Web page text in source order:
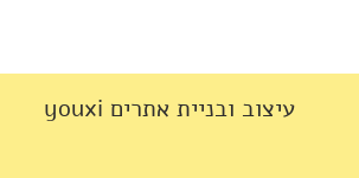
youxi עיצוב ובניית אתרים